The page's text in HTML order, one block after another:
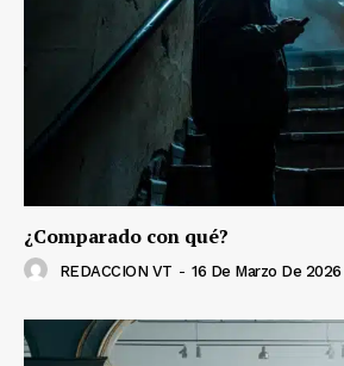
¿Comparado con qué?
REDACCION VT - 16 De Marzo De 2026